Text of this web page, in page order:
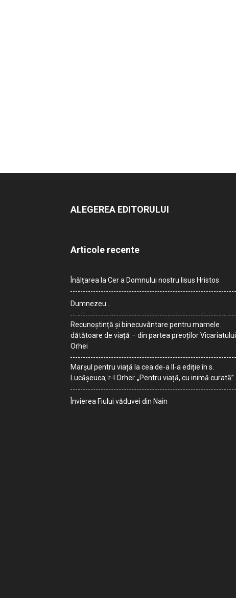
ALEGEREA EDITORULUI
Articole recente
Înălțarea la Cer a Domnului nostru Iisus Hristos
Dumnezeu…
Recunoștință și binecuvântare pentru mamele
dătătoare de viață – din partea preoților Vicariatului
Orhei
Marșul pentru viață la cea de-a II-a ediție în s.
Lucășeuca, r-l Orhei: „Pentru viață, cu inimă curată”
Învierea Fiului văduvei din Nain